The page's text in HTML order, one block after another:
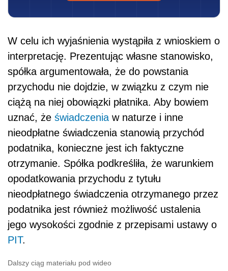
W celu ich wyjaśnienia wystąpiła z wnioskiem o
interpretację. Prezentując własne stanowisko,
spółka argumentowała, że do powstania
przychodu nie dojdzie, w związku z czym nie
ciążą na niej obowiązki płatnika. Aby bowiem
uznać, że świadczenia w naturze i inne
nieodpłatne świadczenia stanowią przychód
podatnika, konieczne jest ich faktyczne
otrzymanie. Spółka podkreśliła, że warunkiem
opodatkowania przychodu z tytułu
nieodpłatnego świadczenia otrzymanego przez
podatnika jest również możliwość ustalenia
jego wysokości zgodnie z przepisami ustawy o
PIT.
Dalszy ciąg materiału pod wideo